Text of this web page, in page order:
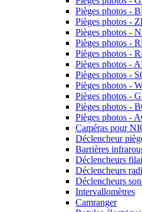
Pièges photos -
Pièges photos -
Pièges photos -
Pièges photos -
Pièges photos -
Pièges photos -
Pièges photos -
Pièges photos -
Pièges photos -
Pièges photos -
Pièges photos -
Caméras pour
Déclencheur
Barrières
Déclencheurs
Déclencheurs
Déclencheurs
Intervallomètres
Camranger